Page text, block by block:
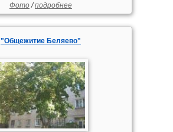
Фото/подробнее
"Общежитие Беляево"